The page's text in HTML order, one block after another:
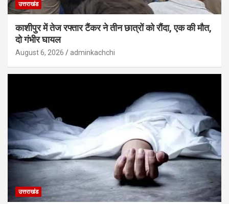
उत्तराखंड
काशीपुर में तेज रफ्तार टैंकर ने तीन छात्रों को रौंदा, एक की मौत,
दो गंभीर घायल
August 6, 2026 adminkachchi
उत्तराखंड